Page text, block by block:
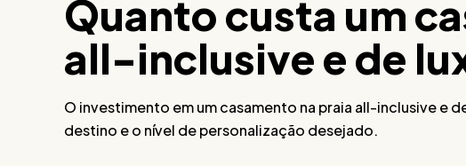
Quanto custa um
all-inclusive e de
O investimento em um casamento na praia all-inclusive e
destino e o nível de personalização desejado.